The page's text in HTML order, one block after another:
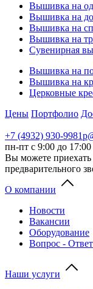
Вышивка на
Вышивка на
Вышивка на
Вышивка на
Сувенирная
Вышивка на
Вышивка на
Церковные
Цены Портфолио
+7 (4932) 930-998
пн-пт с 9:00 до 17:00
Вы можете приехать
предварительного
О компании
Новости
Вакансии
Оборудование
Вопрос - Ответ
Наши услуги